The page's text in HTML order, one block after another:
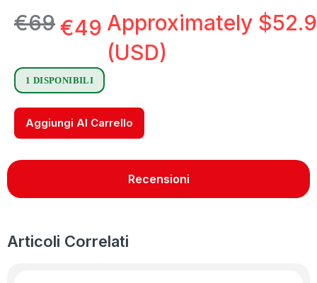
€69€49 Approximately $
(USD)
1 DISPONIBILI
Aggiungi Al Carrello
Recensioni
Articoli Correlati